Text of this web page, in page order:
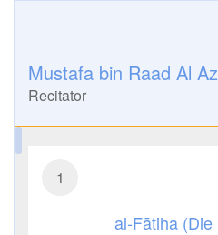
Mustafa bin Raad Al
Recitator
1
al-Fātiha (Die